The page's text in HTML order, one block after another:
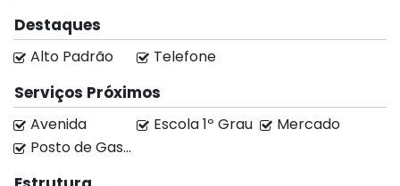
Aqui você vive com conforto, lazer e
sustentabilidade em um só lugar.
✨ Seu novo capítulo começa aqui!
Destaques
Alto Padrão Telefone
Serviços Próximos
Avenida Escola 1º Grau
Mercado
Posto de Gasolina